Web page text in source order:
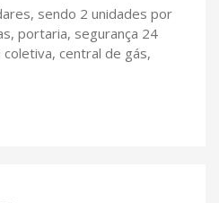
sendo 2 unidades por
portaria, segurança 24
central de gás,